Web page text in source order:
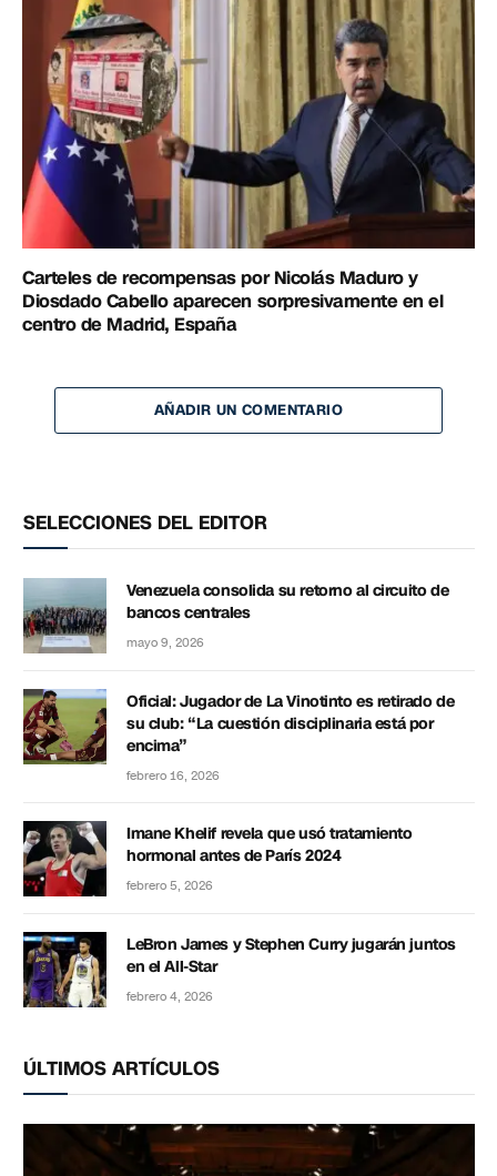
Carteles de recompensas por Nicolás Maduro y
Diosdado Cabello aparecen sorpresivamente en el
centro de Madrid, España
AÑADIR UN COMENTARIO
SELECCIONES DEL EDITOR
Venezuela consolida su retorno al circuito de
bancos centrales
mayo 9, 2026
Oficial: Jugador de La Vinotinto es retirado de
su club: “La cuestión disciplinaria está por
encima”
febrero 16, 2026
Imane Khelif revela que usó tratamiento
hormonal antes de París 2024
febrero 5, 2026
LeBron James y Stephen Curry jugarán juntos
en el All-Star
febrero 4, 2026
ÚLTIMOS ARTÍCULOS